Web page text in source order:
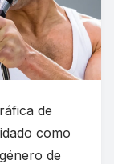
de
como
de